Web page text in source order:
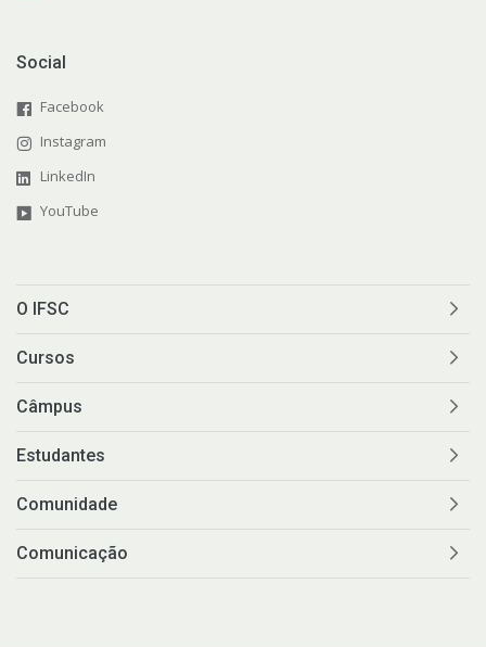
Social
Facebook
Instagram
LinkedIn
YouTube
O IFSC
Cursos
Câmpus
Estudantes
Comunidade
Comunicação